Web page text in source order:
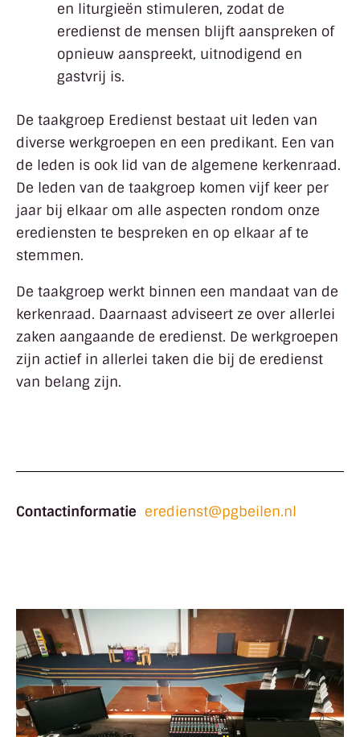
en liturgieën stimuleren, zodat de
eredienst de mensen blijft aanspreken of
opnieuw aanspreekt, uitnodigend en
gastvrij is.
De taakgroep Eredienst bestaat uit leden van
diverse werkgroepen en een predikant. Een van
de leden is ook lid van de algemene kerkenraad.
De leden van de taakgroep komen vijf keer per
jaar bij elkaar om alle aspecten rondom onze
erediensten te bespreken en op elkaar af te
stemmen.
De taakgroep werkt binnen een mandaat van de
kerkenraad. Daarnaast adviseert ze over allerlei
zaken aangaande de eredienst. De werkgroepen
zijn actief in allerlei taken die bij de eredienst
van belang zijn.
Contactinformatie eredienst@pgbeilen.nl